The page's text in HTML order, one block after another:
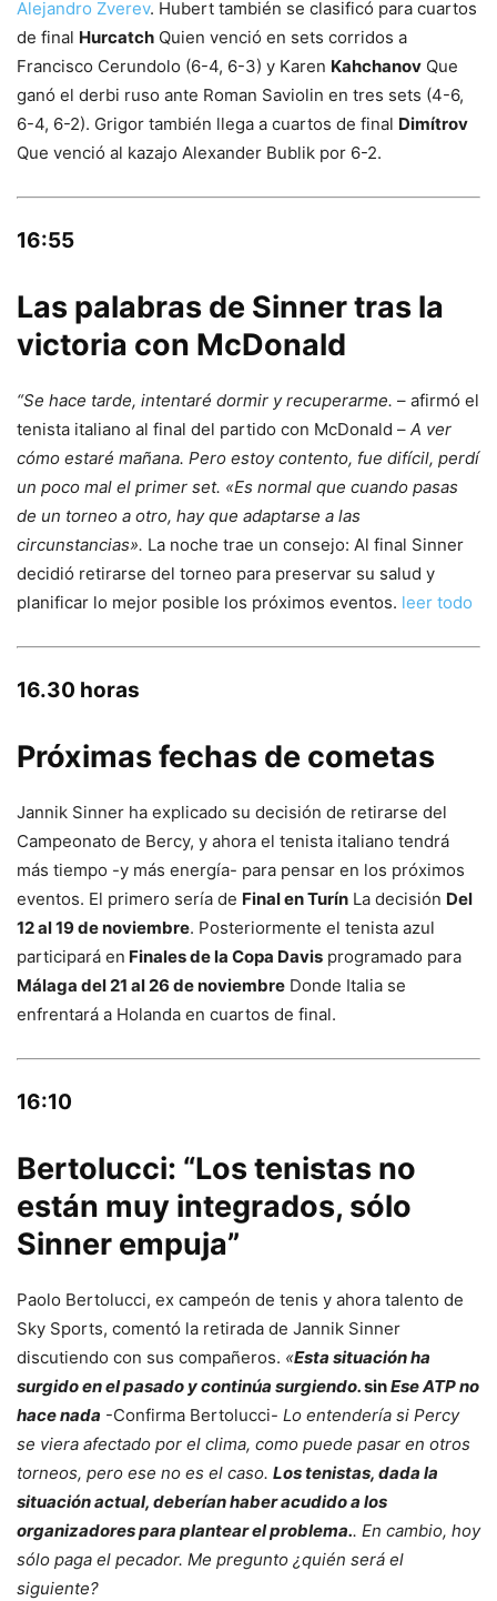
Alejandro Zverev. Hubert también se clasificó para cuartos
de final Hurcatch Quien venció en sets corridos a
Francisco Cerundolo (6-4, 6-3) y Karen Kahchanov Que
ganó el derbi ruso ante Roman Saviolin en tres sets (4-6,
6-4, 6-2). Grigor también llega a cuartos de final Dimítrov
Que venció al kazajo Alexander Bublik por 6-2.
16:55
Las palabras de Sinner tras la
victoria con McDonald
“Se hace tarde, intentaré dormir y recuperarme. – afirmó el
tenista italiano al final del partido con McDonald – A ver
cómo estaré mañana. Pero estoy contento, fue difícil, perdí
un poco mal el primer set. «Es normal que cuando pasas
de un torneo a otro, hay que adaptarse a las
circunstancias». La noche trae un consejo: Al final Sinner
decidió retirarse del torneo para preservar su salud y
planificar lo mejor posible los próximos eventos. leer todo
16.30 horas
Próximas fechas de cometas
Jannik Sinner ha explicado su decisión de retirarse del
Campeonato de Bercy, y ahora el tenista italiano tendrá
más tiempo -y más energía- para pensar en los próximos
eventos. El primero sería de Final en Turín La decisión Del
12 al 19 de noviembre. Posteriormente el tenista azul
participará en Finales de la Copa Davis programado para
Málaga del 21 al 26 de noviembre Donde Italia se
enfrentará a Holanda en cuartos de final.
16:10
Bertolucci: “Los tenistas no
están muy integrados, sólo
Sinner empuja”
Paolo Bertolucci, ex campeón de tenis y ahora talento de
Sky Sports, comentó la retirada de Jannik Sinner
discutiendo con sus compañeros. «Esta situación ha
surgido en el pasado y continúa surgiendo.sinEse ATP no
hace nada -Confirma Bertolucci- Lo entendería si Percy
se viera afectado por el clima, como puede pasar en otros
torneos, pero ese no es el caso. Los tenistas, dada la
situación actual, deberían haber acudido a los
organizadores para plantear el problema.. En cambio, hoy
sólo paga el pecador. Me pregunto ¿quién será el
siguiente?